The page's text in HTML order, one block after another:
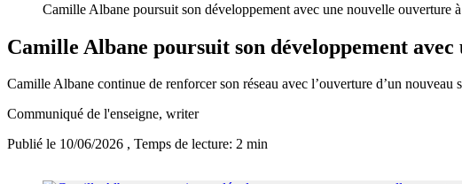
Camille Albane poursuit son développement avec une nouvelle ouverture
Camille Albane poursuit son développement
Camille Albane continue de renforcer son réseau avec l’ouverture d’un
Communiqué de l'enseigne, writer
Publié le 10/06/2026 , Temps de lecture: 2 min